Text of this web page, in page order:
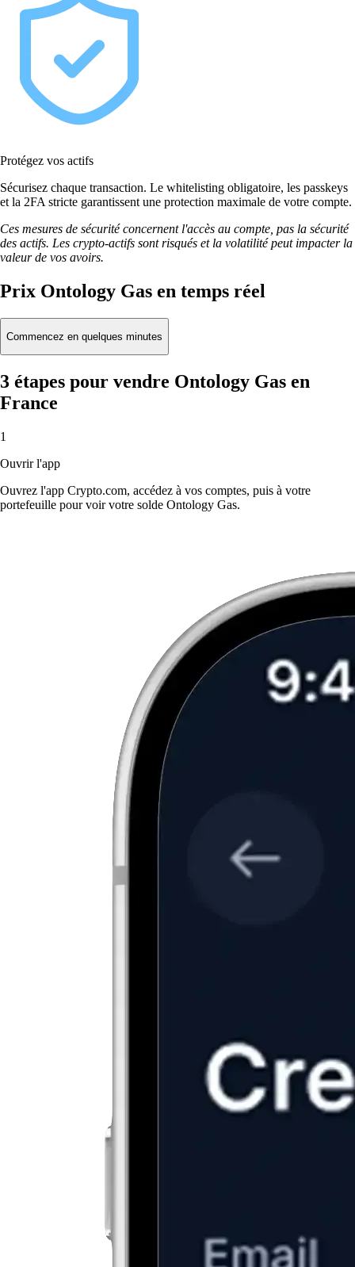
Protégez vos actifs
Sécurisez chaque transaction. Le whitelisting obligatoire, les passkeys
et la 2FA stricte garantissent une protection maximale de votre compte.
Ces mesures de sécurité concernent l'accès au compte, pas la sécurité
des actifs. Les crypto-actifs sont risqués et la volatilité peut impacter la
valeur de vos avoirs.
Prix Ontology Gas en temps réel
Commencez en quelques minutes
3 étapes pour vendre Ontology Gas en
France
1
Ouvrir l'app
Ouvrez l'app Crypto.com, accédez à vos comptes, puis à votre
portefeuille pour voir votre solde Ontology Gas.